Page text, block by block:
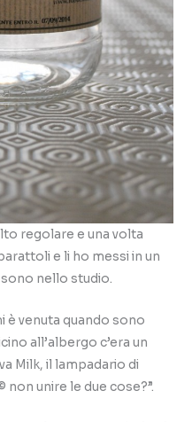
regolare e una volta
e li ho messi in un
nello studio.
è venuta quando sono
all’albergo c’era un
Milk, il lampadario di
unire le due cose?”.